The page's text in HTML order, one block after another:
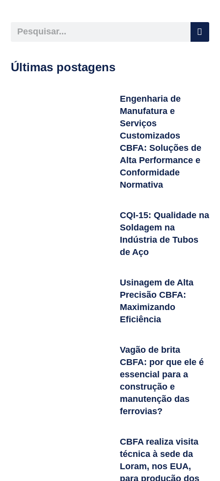
Últimas postagens
Engenharia de
Manufatura e
Serviços
Customizados
CBFA: Soluções de
Alta Performance e
Conformidade
Normativa
CQI-15: Qualidade na
Soldagem na
Indústria de Tubos
de Aço
Usinagem de Alta
Precisão CBFA:
Maximizando
Eficiência
Vagão de brita
CBFA: por que ele é
essencial para a
construção e
manutenção das
ferrovias?
CBFA realiza visita
técnica à sede da
Loram, nos EUA,
para produção dos